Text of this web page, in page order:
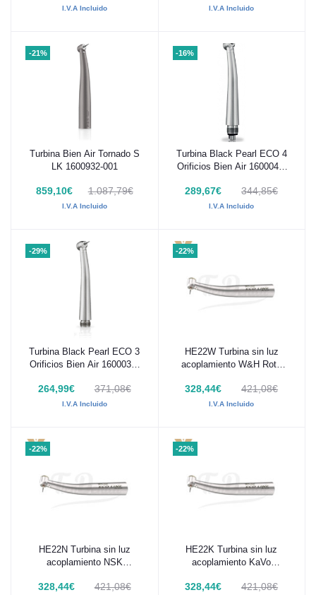
I.V.A Incluido I.V.A Incluido
-21%
Añadir al carrito
Turbina Bien Air Tornado S
LK 1600932-001
859,10€ 1.087,79€
I.V.A Incluido
-16%
Añadir al carrito
Turbina Black Pearl ECO 4
Orificios Bien Air 1600040-
289,67€ 344,85€
I.V.A Incluido
-29%
Añadir al carrito
Turbina Black Pearl ECO 3
Orificios Bien Air 1600039-
264,99€ 371,08€
I.V.A Incluido
-22%
Añadir al carrito
HE22W Turbina sin luz
acoplamiento W&H Roto
dent ECO LINE
328,44€ 421,08€
I.V.A Incluido
-22%
Añadir al carrito
HE22N Turbina sin luz
acoplamiento NSK
MK-dent ECO LINE
328,44€ 421,08€
-22%
Añadir al carrito
HE22K Turbina sin luz
acoplamiento KaVo
dent ECO LINE
328,44€ 421,08€